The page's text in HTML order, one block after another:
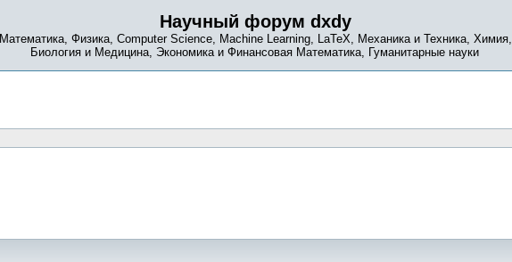
Научный форум dxdy
Математика, Физика, Computer Science, Machine Learning, LaTeX, Механика и Техника, Химия,
Биология и Медицина, Экономика и Финансовая Математика, Гуманитарные науки